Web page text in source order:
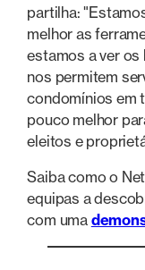
partilha:
melhor as
estamos a ver
nos permitem
condomínios em
pouco melhor
eleitos e
Saiba como o
equipas a
com uma